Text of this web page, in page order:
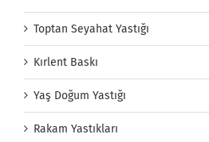
Toptan Seyahat Yastığı
Kırlent Baskı
Yaş Doğum Yastığı
Rakam Yastıkları